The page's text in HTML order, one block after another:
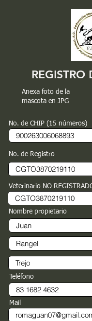
REGISTRO
Anexa foto de la
mascota en JPG
No. de CHIP (15 números)
No. de Registro
Veterinario NO
Nombre propietario
Teléfono
Mail